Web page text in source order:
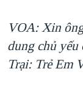
VOA: Xin
dung chủ yếu
Trại: Trẻ Em